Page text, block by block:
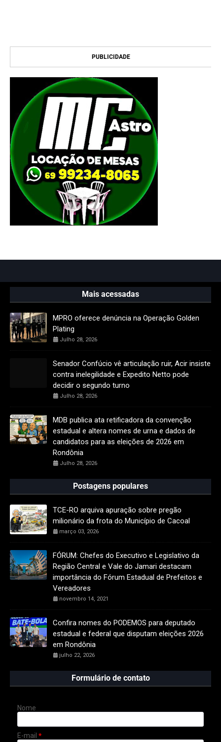
PUBLICIDADE
Mais acessadas
MPRO oferece denúncia na Operação Golden
Plating
Julho 28, 2026
Senador Confúcio vê articulação ruir, Acir insiste
contra inelegilidade e Expedito Netto pode
decidir o segundo turno
Julho 28, 2026
MDB publica ata retificadora da convenção
estadual e altera nomes de urna e dados de
candidatos para as eleições de 2026 em
Rondônia
Julho 28, 2026
Postagens populares
TCE-RO arquiva apuração sobre pregão
milionário da frota do Município de Cacoal
março 03, 2026
FÓRUM: Chefes do Executivo e Legislativo da
Região Central e Vale do Jamari destacam
importância do Fórum Estadual de Prefeitos e
Vereadores
novembro 14, 2021
Confira nomes do PODEMOS para deputado
estadual e federal que disputam eleições 2026
em Rondônia
julho 22, 2026
Formulário de contato
Nome
E-mail *